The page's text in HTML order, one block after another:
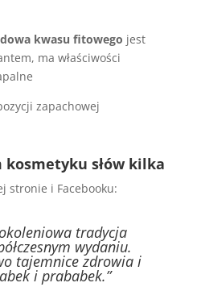
kwasu fitowego jest
ma właściwości
zapachowej
słów kilka
stronie i Facebooku:
tradycja
wydaniu.
tajemnice zdrowia i
i prababek.”